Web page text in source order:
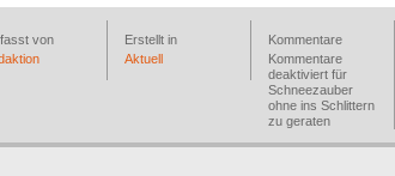
von
Erstellt in
Aktuell
Kommentare
Kommentare
deaktiviert für
Schneezauber
ohne ins Schlittern
zu geraten